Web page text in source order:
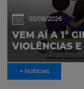
03/08/2026
VEM AÍ A 1ª
VIOLÊNCIAS
+ Notícias